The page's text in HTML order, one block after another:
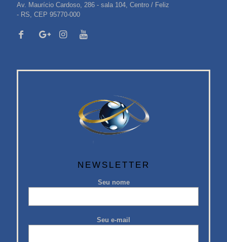
Av. Maurício Cardoso, 286 - sala 104, Centro / Feliz
- RS, CEP 95770-000
NEWSLETTER
Seu nome
Seu e-mail